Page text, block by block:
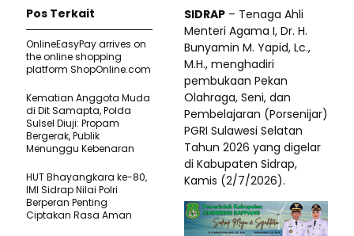
SIDRAP – Tenaga Ahli
Menteri Agama I, Dr. H.
Bunyamin M. Yapid, Lc.,
M.H., menghadiri
pembukaan Pekan
Olahraga, Seni, dan
Pembelajaran (Porsenijar)
PGRI Sulawesi Selatan
Tahun 2026 yang digelar
di Kabupaten Sidrap,
Kamis (2/7/2026).
Pos Terkait
OnlineEasyPay arrives on
the online shopping
platform ShopOnline.com
Kematian Anggota Muda
di Dit Samapta, Polda
Sulsel Diuji: Propam
Bergerak, Publik
Menunggu Kebenaran
HUT Bhayangkara ke-80,
IMI Sidrap Nilai Polri
Berperan Penting
Ciptakan Rasa Aman